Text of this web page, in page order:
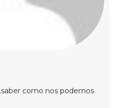
como nos podemos